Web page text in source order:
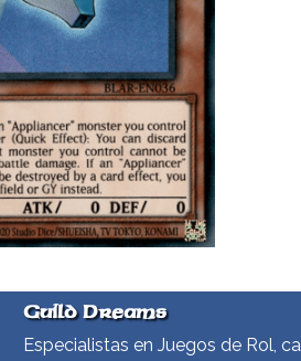
Guild Dreams
Especialistas en Juegos de Rol,